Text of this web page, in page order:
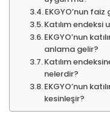
EKGYO’nun faiz
Katılım
EKGYO’nun
anlama gelir?
Katılım
nelerdir?
EKGYO’nun
kesinleşir?